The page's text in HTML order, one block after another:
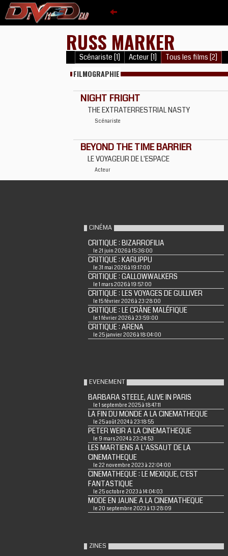
RUSS MARKER
Scénariste [1] Acteur [1] Tous les films [2]
FILMOGRAPHIE
NIGHT FRIGHT
THE EXTRATERRESTRIAL NASTY
Scénariste
BEYOND THE TIME BARRIER
LE VOYAGEUR DE L'ESPACE
Acteur
CINÉMA
CRITIQUE : BIZARROFILIA
le 21 juin 2026 à 15:36:00
CRITIQUE : KARUPPU
le 31 mai 2026 à 19:17:00
CRITIQUE : GALLOWWALKERS
le 1 mars 2026 à 19:57:00
CRITIQUE : LES VOYAGES DE GULLIVER
le 15 février 2026 à 23:28:00
CRITIQUE : LE CRÂNE MALÉFIQUE
le 1 février 2026 à 23:59:00
CRITIQUE : ARENA
le 25 janvier 2026 à 18:04:00
EVENEMENT
BARBARA STEELE, ALIVE IN PARIS
le 1 septembre 2025 à 18:47:11
LA FIN DU MONDE A LA CINEMATHEQUE
le 25 août 2024 à 23:18:55
PETER WEIR A LA CINEMATHEQUE
le 9 mars 2024 à 23:24:53
LES MARTIENS A L'ASSAUT DE LA
CINEMATHEQUE
le 22 novembre 2023 à 22:04:00
CINEMATHEQUE : LE MEXIQUE, C'EST
FANTASTIQUE
le 25 octobre 2023 à 14:04:03
MODE EN JAUNE A LA CINEMATHEQUE
le 20 septembre 2023 à 13:28:09
ZINES